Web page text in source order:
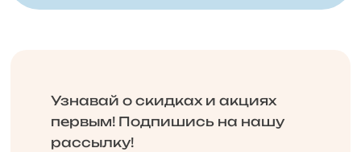
Узнавай о скидках и акциях
первым! Подпишись на нашу
рассылку!